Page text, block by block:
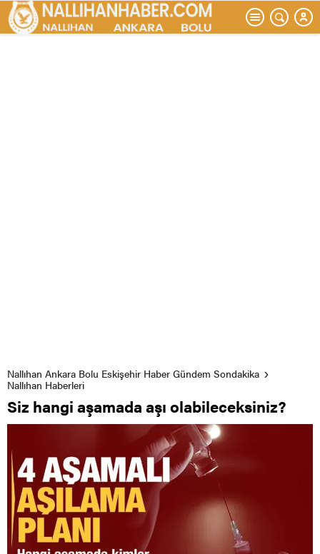
Nallıhan Ankara Bolu Eskişehir Haber Gündem Sondakika
Nallıhan Haberleri
Siz hangi aşamada aşı olabileceksiniz?